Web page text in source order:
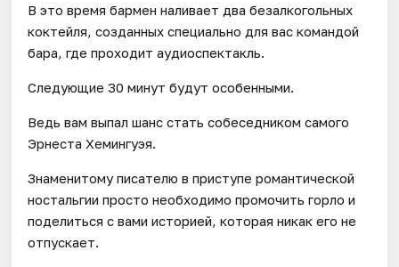
В это время бармен наливает два безалкогольных
коктейля, созданных специально для вас командой
бара, где проходит аудиоспектакль.
Следующие 30 минут будут особенными.
Ведь вам выпал шанс стать собеседником самого
Эрнеста Хемингуэя.
Знаменитому писателю в приступе романтической
ностальгии просто необходимо промочить горло и
поделиться с вами историей, которая никак его не
отпускает.